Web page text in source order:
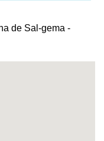
de Sal-gema -